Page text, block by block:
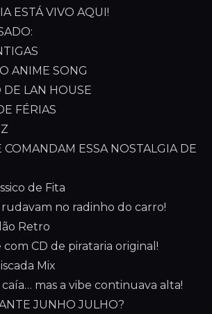
ESTÁ VIVO AQUI!
ANIME SONG
DE LAN HOUSE
FÉRIAS
COMANDAM ESSA NOSTALGIA DE
de Fita
no radinho do carro!
Retro
CD de pirataria original!
Mix
mas a vibe continuava alta!
JUNHO JULHO?